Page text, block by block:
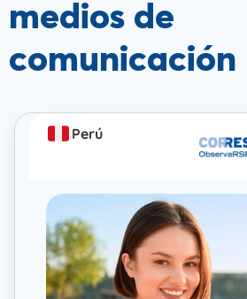
medios de
comunicación
Perú